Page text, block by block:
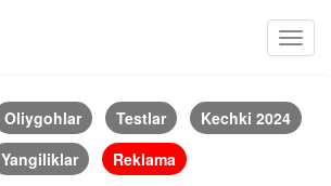
Oliygohlar Testlar
Kechki 2024
Yangiliklar
Reklama